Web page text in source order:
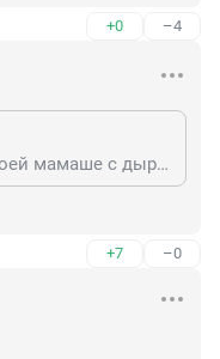
+0 –4
подгузник поменяй себе и твоей мамаше с дыркой
+7 –0